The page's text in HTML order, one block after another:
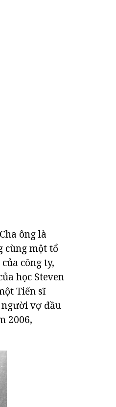
ông là
cùng một tổ
công ty,
học Steven
Tiến sĩ
vợ đầu
2006,